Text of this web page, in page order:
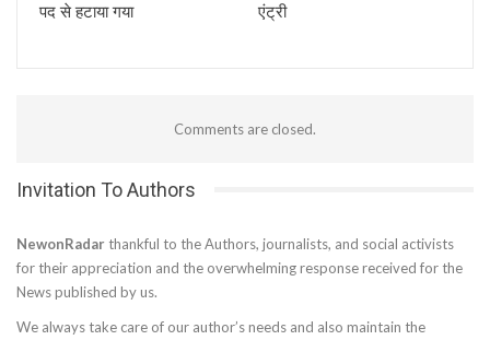
पद से हटाया गया
एंट्री
Comments are closed.
Invitation To Authors
NewonRadar thankful to the Authors, journalists, and social activists
for their appreciation and the overwhelming response received for the
News published by us.
We always take care of our author’s needs and also maintain the